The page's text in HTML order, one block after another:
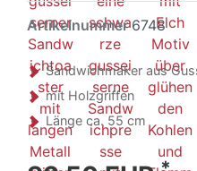
Artikelnummer6748
Sandwichmaker aus
mit Holzgriffen
Länge ca. 55 cm